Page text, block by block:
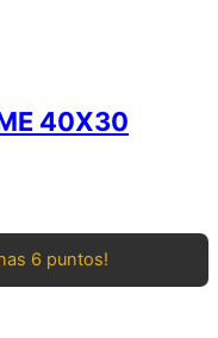
40X30
6 puntos!